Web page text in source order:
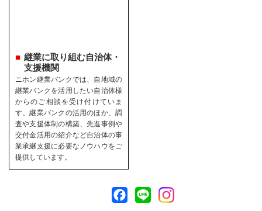
継業に取り組む自治体・
支援機関
ニホン継業バンクでは、自地域の
継業バンクを活用したい自治体様
からのご相談を受け付けていま
す。継業バンクの活用のほか、調
査や支援体制の構築、先進事例や
交付金活用の紹介など自治体の事
業承継支援に必要なノウハウをご
提供しています。